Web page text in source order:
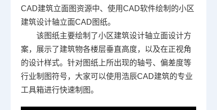
CAD建筑立面图资源中、使用CAD软件绘制的小区
建筑设计轴立面CAD图纸。
该图纸主要绘制了小区建筑设计轴立面设计方
案，展示了建筑物各楼层垂直高度，以及在正视角
的设计样式。针对图纸上所出现的轴号、偏差度等
行业制图符号，大家可以使用浩辰CAD建筑的专业
工具箱进行快速制图。